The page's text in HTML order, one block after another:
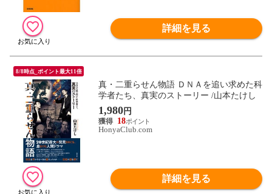
詳細を見る
8/8時点_ポイント最大11倍
真・二重らせん物語 ＤＮＡを追い求めた科
学者たち、真実のストーリー /山本たけし
1,980円
18
HonyaClub.com
詳細を見る